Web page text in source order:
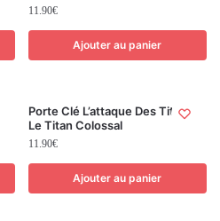
11.90€
Ajouter au panier
Porte Clé L’attaque Des Titans
Le Titan Colossal
11.90€
Ajouter au panier